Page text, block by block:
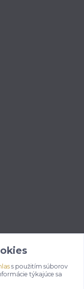
s použitím súborov
týkajúce sa